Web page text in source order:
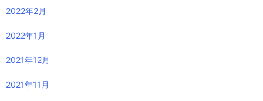
2022年2月
2022年1月
2021年12月
2021年11月